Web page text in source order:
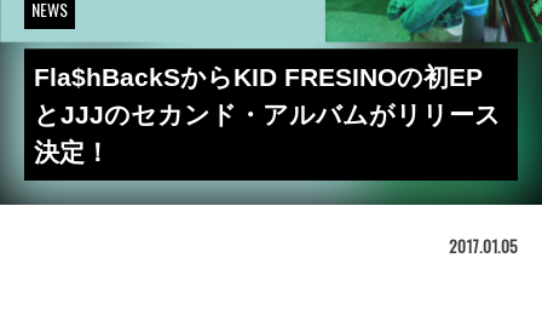
NEWS
Fla$hBackSからKID FRESINOの初EP
とJJJのセカンド・アルバムがリリース
決定！
2017.01.05